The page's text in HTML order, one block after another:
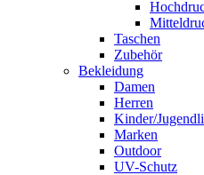
Taschen
Zubehör
Bekleidung
Damen
Herren
Kinder/
Marken
Outdoor
UV-Schutz